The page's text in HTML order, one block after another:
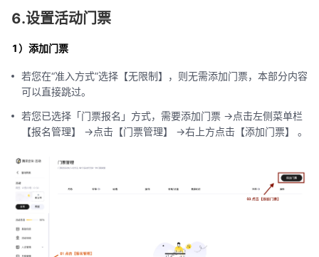
6.设置活动门票
1）添加门票
若您在“准入方式”选择【无限制】，则无需添加门票，本部分内容
可以直接跳过。
若您已选择「门票报名」方式，需要添加门票 ->点击左侧菜单栏
【报名管理】 ->点击【门票管理】 ->右上方点击【添加门票】 。